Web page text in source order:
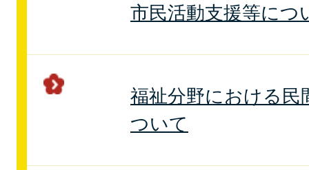
市民活動支援等につ
福祉分野における民
ついて